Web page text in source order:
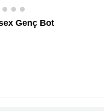
Genç Bot